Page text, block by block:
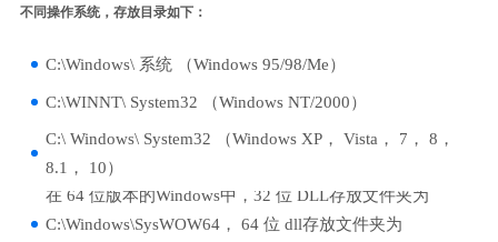
不同操作系统，存放目录如下：
C:\Windows\ 系统 （Windows 95/98/Me）
C:\WINNT\ System32 （Windows NT/2000）
C:\ Windows\ System32 （Windows XP， Vista， 7， 8，
8.1， 10）
在 64 位版本的Windows中，32 位 DLL存放文件夹为
C:\Windows\SysWOW64， 64 位 dll存放文件夹为